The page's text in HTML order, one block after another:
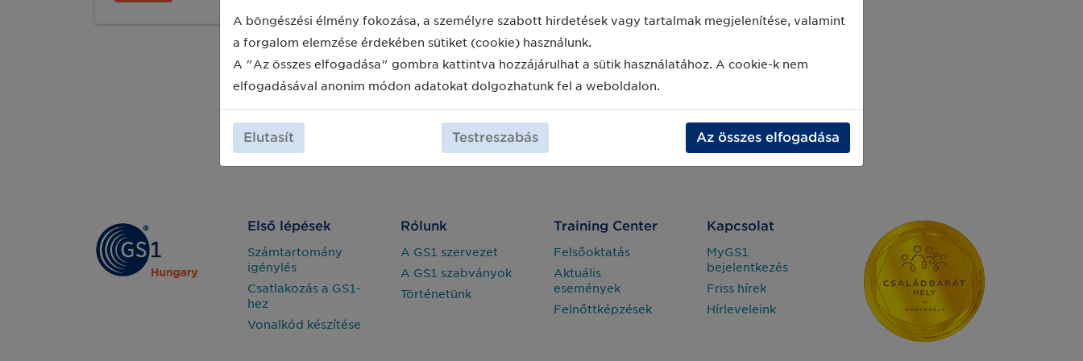
ahol be szeretné vezetni az újításokat.
amit szintén bevonnak majd ebbe a
projektbe.
Első lépések
Számtartomány
igénylés
Csatlakozás a GS1-
hez
Vonalkód készítése
Rólunk
A GS1 szervezet
A GS1 szabványok
Történetünk
Training Center
Felsőoktatás
Aktuális
események
Felnőttképzések
Kapcsolat
MyGS1
bejelentkezés
Friss hírek
Hírleveleink
A böngészési élmény fokozása, a személyre szabott hirdetések vagy tartalmak megjelenítése, valamint
a forgalom elemzése érdekében sütiket (cookie) használunk.
A "Az összes elfogadása" gombra kattintva hozzájárulhat a sütik használatához. A cookie-k nem
elfogadásával anonim módon adatokat dolgozhatunk fel a weboldalon.
Elutasít Testreszabás Az összes elfogadása